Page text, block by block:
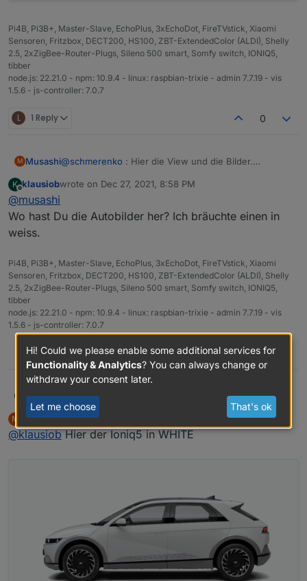
Pi4B, Pi3B+, Master-Slave, EchoPlus, 3xEchoDot, FireTVstick, Xiaomi
Sensoren, Fritzbox, DECT200, HS100, ZBT-ExtendedColor (ALDI), Shelly
2.5, 2xZigBee-Router-Plugs, Sileno 500 smart, Somfy switch, IONIQ5,
tibber
node.js: 22.21.0 - npm: 10.9.4 - linux: raspbian-trixie - admin 7.7.19 - vis
1.5.6 - js-controller: 7.0.7
L 1 Reply 0
M Musashi@schmerenko : Hier die View und die Bilder.
später nochmal hier updaten wenn ich alle Funktionen
gerne per PN.
K
Offline
klausiobwrote on Dec 27, 2021, 8:58 PM
last edited by
@musashi
Wo hast Du die Autobilder her? Ich bräuchte einen in
weiss.
Pi4B, Pi3B+, Master-Slave, EchoPlus, 3xEchoDot, FireTVstick, Xiaomi
Sensoren, Fritzbox, DECT200, HS100, ZBT-ExtendedColor (ALDI), Shelly
2.5, 2xZigBee-Router-Plugs, Sileno 500 smart, Somfy switch, IONIQ5,
tibber
node.js: 22.21.0 - npm: 10.9.4 - linux: raspbian-trixie - admin 7.7.19 - vis
1.5.6 - js-controller: 7.0.7
0
klausiob@musashi
Wo hast Du die Autobilder her? Ich bräuchte einen in
weiss.
M
Offline
Musashiwrote on
last edited by
@klausiobHier der Ioniq5 in WHITE
Hi! Could we please enable some additional services for
Functionality & Analytics? You can always change or
withdraw your consent later.
Let me choose That's ok